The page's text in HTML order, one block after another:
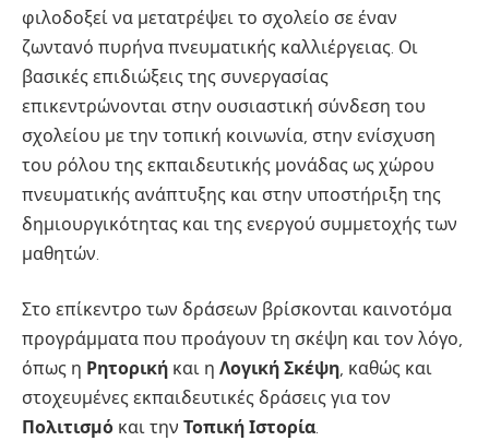
φιλοδοξεί να μετατρέψει το σχολείο σε έναν
ζωντανό πυρήνα πνευματικής καλλιέργειας. Οι
βασικές επιδιώξεις της συνεργασίας
επικεντρώνονται στην ουσιαστική σύνδεση του
σχολείου με την τοπική κοινωνία, στην ενίσχυση
του ρόλου της εκπαιδευτικής μονάδας ως χώρου
πνευματικής ανάπτυξης και στην υποστήριξη της
δημιουργικότητας και της ενεργού συμμετοχής των
μαθητών.
Στο επίκεντρο των δράσεων βρίσκονται καινοτόμα
προγράμματα που προάγουν τη σκέψη και τον λόγο,
όπως η Ρητορική και η Λογική Σκέψη, καθώς και
στοχευμένες εκπαιδευτικές δράσεις για τον
Πολιτισμό και την Τοπική Ιστορία.